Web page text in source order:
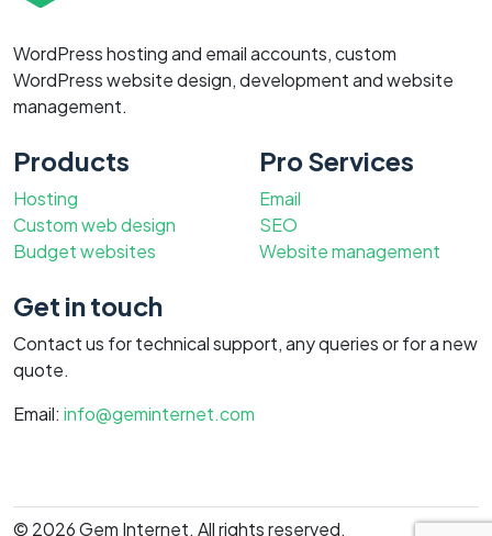
WordPress hosting and email accounts, custom
WordPress website design, development and website
management.
Products
Hosting
Custom web design
Budget websites
Pro Services
Email
SEO
Website management
Get in touch
Contact us for technical support, any queries or for a new
quote.
Email: info@geminternet.com
© 2026 Gem Internet. All rights reserved.